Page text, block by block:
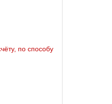
по способу